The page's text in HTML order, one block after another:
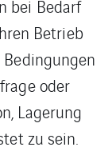
bei Bedarf
Betrieb
oder
Lagerung
zu sein.